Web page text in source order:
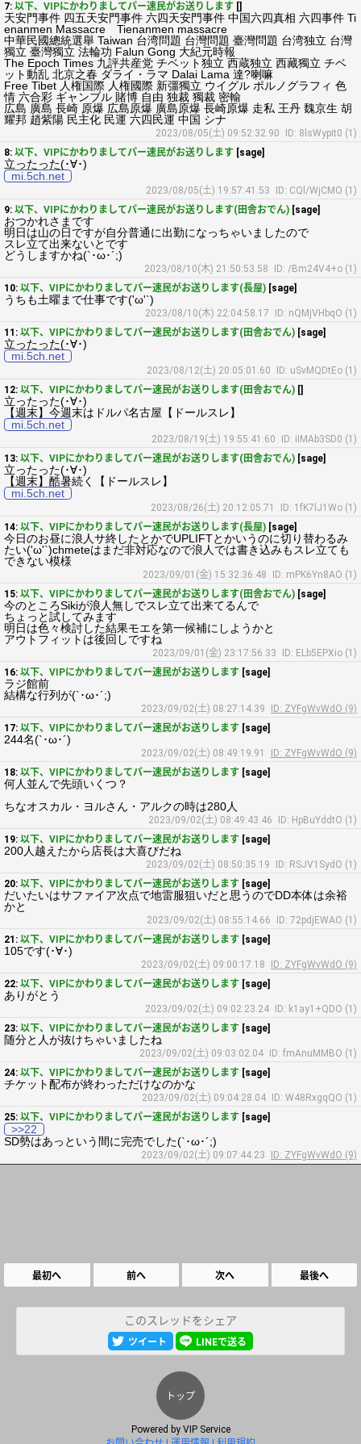
7: 以下、VIPにかわりましてパー速民がお送りします []
天安門事件 四五天安門事件 六四天安門事件 中国六四真相 六四事件 Ti
enanmen Massacre Tienanmen massacre
中華民國總統選舉 Taiwan 台湾問題 台灣問題 臺灣問題 台湾独立 台灣
獨立 臺灣獨立 法輪功 Falun Gong 大紀元時報
The Epoch Times 九評共産党 チベット独立 西蔵独立 西藏獨立 チベ
ット動乱 北京之春 ダライ・ラマ Dalai Lama 達?喇嘛
Free Tibet 人権国際 人権國際 新彊獨立 ウイグル ポルノグラフィ 色
情 六合彩 ギャンブル 賭博 自由 独裁 獨裁 密輸
広島 廣島 長崎 原爆 広島原爆 廣島原爆 長崎原爆 走私 王丹 魏京生 胡
耀邦 趙紫陽 民主化 民運 六四民運 中国 シナ
2023/08/05(土) 09:52:32.90
ID: 8lsWypit0 (1)
8: 以下、VIPにかわりましてパー速民がお送りします [sage]
立ったった(･∀･)
mi.5ch.net
2023/08/05(土) 19:57:41.53
ID: CQl/WjCMO (1)
9: 以下、VIPにかわりましてパー速民がお送りします(田舎おでん) [sage]
おつかれさまです
明日は山の日ですが自分普通に出勤になっちゃいましたので
スレ立て出来ないとです
どうしますかね(`･ω･´;)
2023/08/10(木) 21:50:53.58
ID: /Bm24V4+o (1)
10: 以下、VIPにかわりましてパー速民がお送りします(長屋) [sage]
うちも土曜まで仕事です('ω'`)
2023/08/10(木) 22:04:58.17
ID: nQMjVHbqO (1)
11: 以下、VIPにかわりましてパー速民がお送りします(田舎おでん) [sage]
立ったった(･∀･)
mi.5ch.net
2023/08/12(土) 20:05:01.60
ID: uSvMQDtEo (1)
12: 以下、VIPにかわりましてパー速民がお送りします(田舎おでん) []
立ったった(･∀･)
【週末】今週末はドルパ名古屋【ドールスレ】
mi.5ch.net
2023/08/19(土) 19:55:41.60
ID: iIMAb3SD0 (1)
13: 以下、VIPにかわりましてパー速民がお送りします(田舎おでん) [sage]
立ったった(･∀･)
【週末】酷暑続く【ドールスレ】
mi.5ch.net
2023/08/26(土) 20:12:05.71
ID: 1fK7lJ1Wo (1)
14: 以下、VIPにかわりましてパー速民がお送りします(長屋) [sage]
今日のお昼に浪人サ終したとかでUPLIFTとかいうのに切り替わるみ
たい('ω'`)chmeteはまだ非対応なので浪人では書き込みもスレ立ても
できない模様
2023/09/01(金) 15:32:36.48
ID: mPK6Yn8AO (1)
15: 以下、VIPにかわりましてパー速民がお送りします(田舎おでん) [sage]
今のところSikiが浪人無しでスレ立て出来てるんで
ちょっと試してみます
明日は色々検討した結果モエを第一候補にしようかと
アウトフィットは後回しですね
2023/09/01(金) 23:17:56.33
ID: ELb5EPXio (1)
16: 以下、VIPにかわりましてパー速民がお送りします [sage]
ラジ館前
結構な行列が(`･ω･´;)
2023/09/02(土) 08:27:14.39
ID: ZYFgWvWdO (9)
17: 以下、VIPにかわりましてパー速民がお送りします [sage]
244名(`･ω･´)
2023/09/02(土) 08:49:19.91
ID: ZYFgWvWdO (9)
18: 以下、VIPにかわりましてパー速民がお送りします [sage]
何人並んで先頭いくつ？
ちなオスカル・ヨルさん・アルクの時は280人
2023/09/02(土) 08:49:43.46
ID: HpBuYddtO (1)
19: 以下、VIPにかわりましてパー速民がお送りします [sage]
200人越えたから店長は大喜びだね
2023/09/02(土) 08:50:35.19
ID: RSJV1SydO (1)
20: 以下、VIPにかわりましてパー速民がお送りします [sage]
だいたいはサファイア次点で地雷服狙いだと思うのでDD本体は余裕
かと
2023/09/02(土) 08:55:14.66
ID: 72pdjEWAO (1)
21: 以下、VIPにかわりましてパー速民がお送りします [sage]
105です(･∀･)
2023/09/02(土) 09:00:17.18
ID: ZYFgWvWdO (9)
22: 以下、VIPにかわりましてパー速民がお送りします [sage]
ありがとう
2023/09/02(土) 09:02:23.24
ID: k1ay1+QDO (1)
23: 以下、VIPにかわりましてパー速民がお送りします [sage]
随分と人が抜けちゃいましたね
2023/09/02(土) 09:03:02.04
ID: fmAnuMMBO (1)
24: 以下、VIPにかわりましてパー速民がお送りします [sage]
チケット配布が終わっただけなのかな
2023/09/02(土) 09:04:28.04
ID: W48RxgqQO (1)
25: 以下、VIPにかわりましてパー速民がお送りします [sage]
>>22
SD勢はあっという間に完売でした(`･ω･´;)
2023/09/02(土) 09:07:44.23 ID: ZYFgWvWdO (9)
最初へ 前へ 次へ 最後へ
このスレッドをシェア
ツイート LINEで送る
トップ
Powered by VIP Service